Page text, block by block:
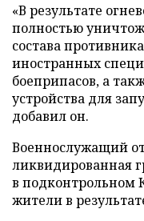
«В результате
полностью
состава
иностранных
боеприпасов, а
устройства для
добавил он.
Военнослужащий
ликвидированная
в подконтрольном
жители в